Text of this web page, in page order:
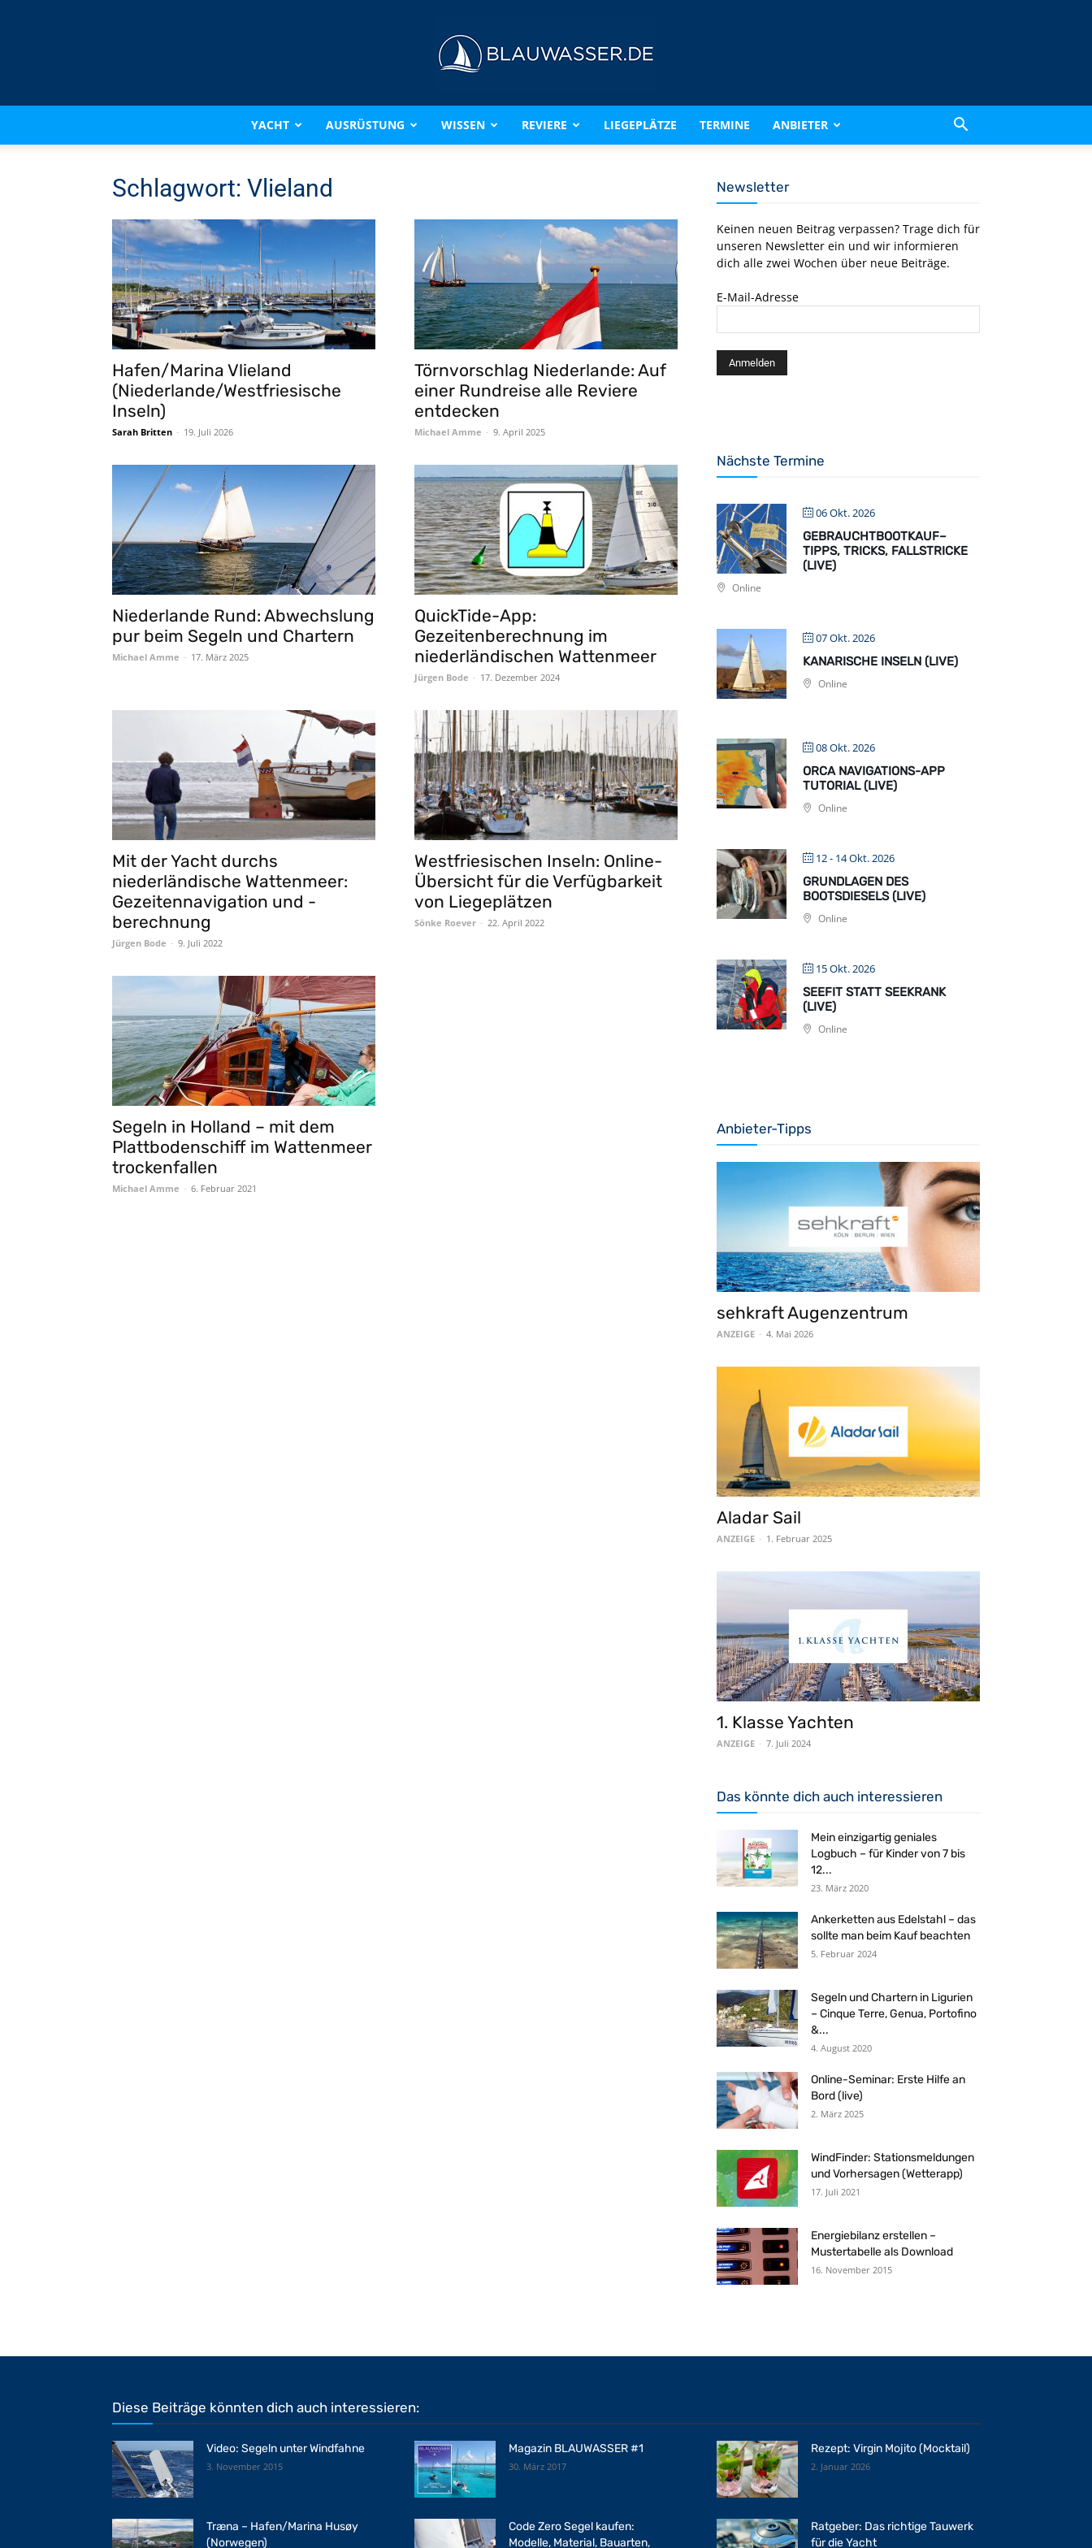
BLAUWASSER.DE
YACHT AUSRÜSTUNG WISSEN REVIERE LIEGEPLÄTZE TERMINE ANBIETER
Schlagwort: Vlieland
Hafen/Marina Vlieland
(Niederlande/Westfriesische
Inseln)
Sarah Britten - 19. Juli 2026
Törnvorschlag Niederlande: Auf
einer Rundreise alle Reviere
entdecken
Michael Amme - 9. April 2025
Niederlande Rund: Abwechslung
pur beim Segeln und Chartern
Michael Amme - 17. März 2025
QuickTide-App:
Gezeitenberechnung im
niederländischen Wattenmeer
Jürgen Bode - 17. Dezember 2024
Mit der Yacht durchs
niederländische Wattenmeer:
Gezeitennavigation und -
berechnung
Jürgen Bode - 9. Juli 2022
Westfriesischen Inseln: Online-
Übersicht für die Verfügbarkeit
von Liegeplätzen
Sönke Roever - 22. April 2022
Segeln in Holland – mit dem
Plattbodenschiff im Wattenmeer
trockenfallen
Michael Amme - 6. Februar 2021
Newsletter
Keinen neuen Beitrag verpassen? Trage dich für
unseren Newsletter ein und wir informieren
dich alle zwei Wochen über neue Beiträge.
E-Mail-Adresse
Nächste Termine
06 Okt. 2026
GEBRAUCHTBOOTKAUF–
TIPPS, TRICKS, FALLSTRICKE
(LIVE)
Online
07 Okt. 2026
KANARISCHE INSELN (LIVE)
Online
08 Okt. 2026
ORCA NAVIGATIONS-APP
TUTORIAL (LIVE)
Online
12 - 14 Okt. 2026
GRUNDLAGEN DES
BOOTSDIESELS (LIVE)
Online
15 Okt. 2026
SEEFIT STATT SEEKRANK
(LIVE)
Online
Anbieter-Tipps
sehkraft Augenzentrum
ANZEIGE - 4. Mai 2026
Aladar Sail
ANZEIGE - 1. Februar 2025
1. Klasse Yachten
ANZEIGE - 7. Juli 2024
Das könnte dich auch interessieren
Mein einzigartig geniales
Logbuch – für Kinder von 7 bis
12...
23. März 2020
Ankerketten aus Edelstahl – das
sollte man beim Kauf beachten
5. Februar 2024
Segeln und Chartern in Ligurien
– Cinque Terre, Genua, Portofino
&...
4. August 2020
Online-Seminar: Erste Hilfe an
Bord (live)
2. März 2025
WindFinder: Stationsmeldungen
und Vorhersagen (Wetterapp)
17. Juli 2021
Energiebilanz erstellen –
Mustertabelle als Download
16. November 2015
Diese Beiträge könnten dich auch interessieren:
Video: Segeln unter Windfahne
3. November 2015
Magazin BLAUWASSER #1
30. März 2017
Rezept: Virgin Mojito (Mocktail)
2. Januar 2026
Træna – Hafen/Marina Husøy
(Norwegen)
Code Zero Segel kaufen:
Modelle, Material, Bauarten,
Ratgeber: Das richtige Tauwerk
für die Yacht